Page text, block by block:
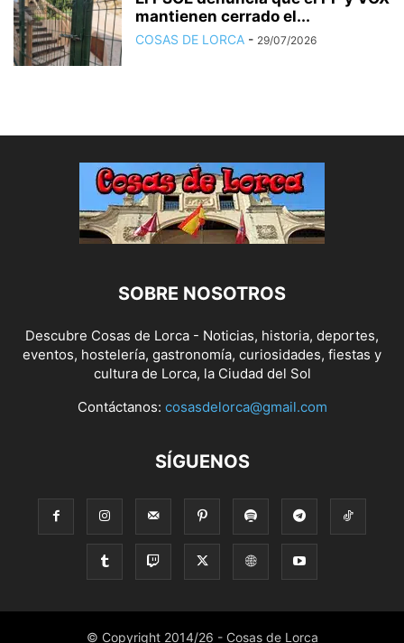
mantienen cerrado el...
COSAS DE LORCA - 29/07/2026
SOBRE NOSOTROS
Descubre Cosas de Lorca - Noticias, historia, deportes,
eventos, hostelería, gastronomía, curiosidades, fiestas y
cultura de Lorca, la Ciudad del Sol
Contáctanos: cosasdelorca@gmail.com
SÍGUENOS
© Copyright 2014/26 - Cosas de Lorca